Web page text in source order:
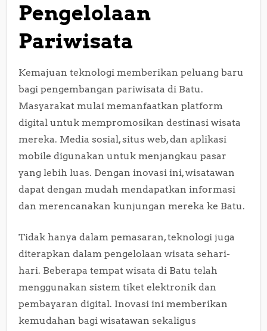
Pengelolaan
Pariwisata
Kemajuan teknologi memberikan peluang baru
bagi pengembangan pariwisata di Batu.
Masyarakat mulai memanfaatkan platform
digital untuk mempromosikan destinasi wisata
mereka. Media sosial, situs web, dan aplikasi
mobile digunakan untuk menjangkau pasar
yang lebih luas. Dengan inovasi ini, wisatawan
dapat dengan mudah mendapatkan informasi
dan merencanakan kunjungan mereka ke Batu.
Tidak hanya dalam pemasaran, teknologi juga
diterapkan dalam pengelolaan wisata sehari-
hari. Beberapa tempat wisata di Batu telah
menggunakan sistem tiket elektronik dan
pembayaran digital. Inovasi ini memberikan
kemudahan bagi wisatawan sekaligus